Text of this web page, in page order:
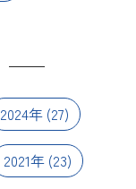
2024年(27)
2021年 (23)